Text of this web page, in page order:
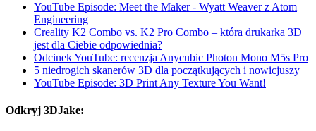
YouTube Episode: Meet the Maker - Wyatt Weaver z Atom
Engineering
Creality K2 Combo vs. K2 Pro Combo – która drukarka 3D
jest dla Ciebie odpowiednia?
Odcinek YouTube: recenzja Anycubic Photon Mono M5s Pro
5 niedrogich skanerów 3D dla początkujących i nowicjuszy
YouTube Episode: 3D Print Any Texture You Want!
Odkryj 3DJake: